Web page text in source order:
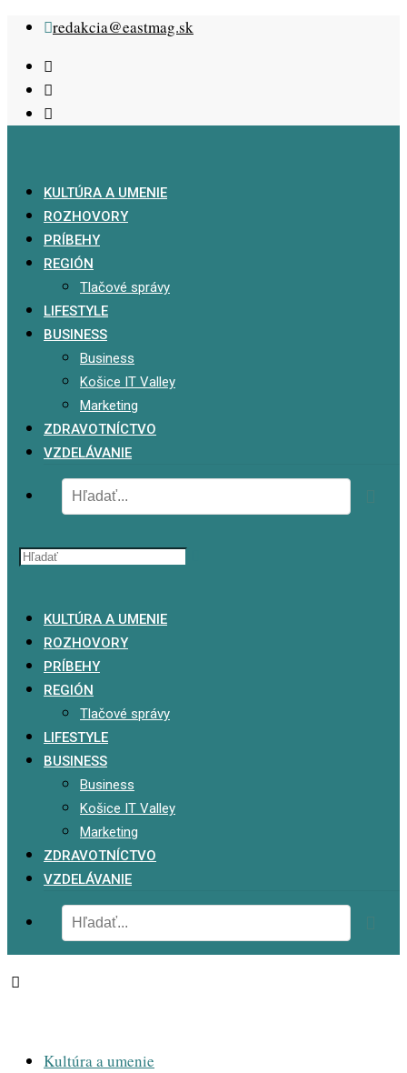
Skip
content
redakcia@eastmag.sk
KULTÚRA A UMENIE
ROZHOVORY
PRÍBEHY
REGIÓN
Tlačové správy
LIFESTYLE
BUSINESS
Business
Košice IT Valley
Marketing
ZDRAVOTNÍCTVO
VZDELÁVANIE
KULTÚRA A UMENIE
ROZHOVORY
PRÍBEHY
REGIÓN
Tlačové správy
LIFESTYLE
BUSINESS
Business
Košice IT Valley
Marketing
ZDRAVOTNÍCTVO
VZDELÁVANIE
Kultúra a umenie